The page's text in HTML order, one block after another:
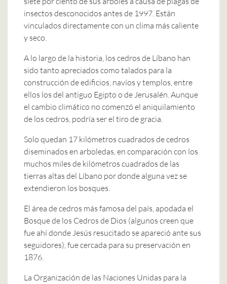
insectos desconocidos antes de 1997. Están
vinculados directamente con un clima más caliente
y seco.
A lo largo de la historia, los cedros de Líbano han
sido tanto apreciados como talados para la
construcción de edificios, navíos y templos, entre
ellos los del antiguo Egipto o de Jerusalén. Aunque
el cambio climático no comenzó el aniquilamiento
de los cedros, podría ser el tiro de gracia.
Solo quedan 17 kilómetros cuadrados de cedros
diseminados en arboledas, en comparación con los
muchos miles de kilómetros cuadrados de las
tierras altas del Líbano por donde alguna vez se
extendieron los bosques.
El área de cedros más famosa del país, apodada el
Bosque de los Cedros de Dios (algunos creen que
fue ahí donde Jesús resucitado se apareció ante sus
seguidores), fue cercada para su preservación en
1876.
La Organización de las Naciones Unidas para la